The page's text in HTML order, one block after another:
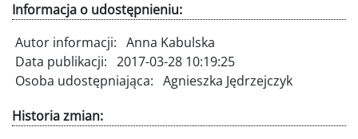
Informacja o udostępnieniu:
Autor informacji: Anna Kabulska
Data publikacji: 2017-03-28 10:19:25
Osoba udostępniająca: Agnieszka Jędrzejczyk
Historia zmian: